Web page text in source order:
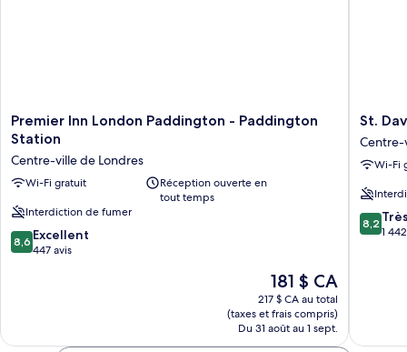
Premier
Inn
Paddington
-
Station
Centre-
ville
Premier Inn London Paddington - Paddington
Station
Centre-ville de Londres
Wi-Fi gratuit
Réception ouverte en
tout temps
Interdiction de fumer
8.6
sur
8,6 Excellent
447 avis
Le
prix
est
de
181 $ CA
181 $ CA
217 $ CA au total
(taxes et frais compris)
Du 31 août au 1 sept.
St.
David's
Hotels
Centre-
ville
de
Londres
St.
Centre-
Wi-Fi
8.2
sur
8,2
1